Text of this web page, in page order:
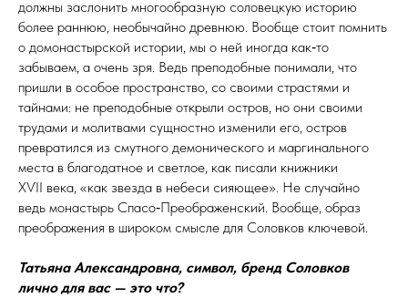
должны заслонить многообразную соловецкую историю
более раннюю, необычайно древнюю. Вообще стоит помнить
о домонастырской истории, мы о ней иногда как‑то
забываем, а очень зря. Ведь преподобные понимали, что
пришли в особое пространство, со своими страстями и
тайнами: не преподобные открыли остров, но они своими
трудами и молитвами сущностно изменили его, остров
превратился из смутного демонического и маргинального
места в благодатное и светлое, как писали книжники
XѴII века, «как звезда в небеси сияющее». Не случайно
ведь монастырь Спасо‑Преображенский. Вообще, образ
преображения в широком смысле для Соловков ключевой.
Татьяна Александровна, символ, бренд Соловков
лично для вас — это что?